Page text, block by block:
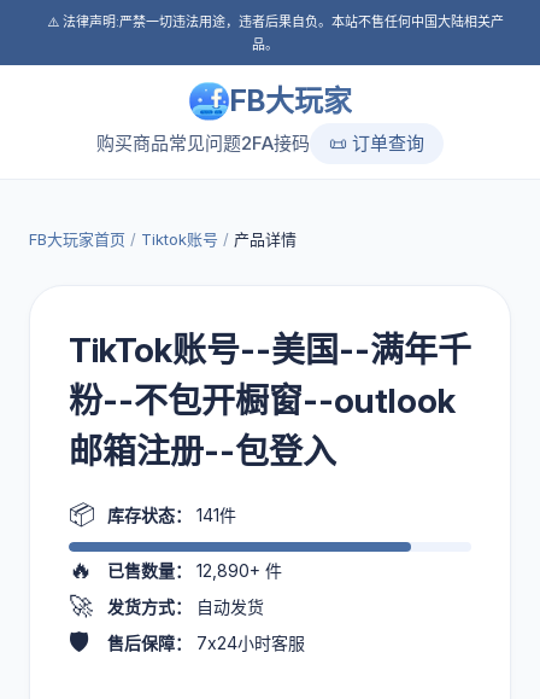
⚠️ 法律声明:严禁一切违法用途，违者后果自负。本站不售任何中国大陆相关产
品。
FB大玩家
购买商品常见问题2FA接码 📜 订单查询
FB大玩家首页 / Tiktok账号 / 产品详情
TikTok账号--美国--满年千
粉--不包开橱窗--outlook
邮箱注册--包登入
📦 库存状态： 141件
🔥 已售数量： 12,890+ 件
🚀 发货方式： 自动发货
🛡️ 售后保障： 7x24小时客服